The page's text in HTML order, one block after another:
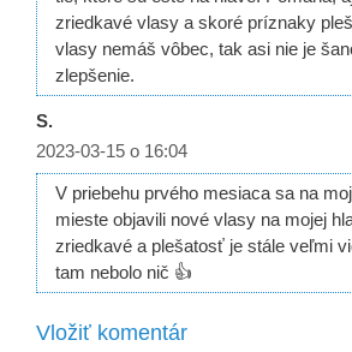
zriedkavé vlasy a skoré príznaky
vlasy nemáš vôbec, tak asi nie je
zlepšenie.
S.
2023-03-15 o 16:04
V priebehu prvého mesiaca sa na
mieste objavili nové vlasy na mojej
zriedkavé a plešatosť je stále veľmi
tam nebolo nič 👍
Vložiť komentár